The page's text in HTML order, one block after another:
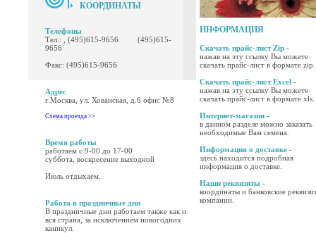
КООРДИНАТЫ
Телефоны
Тел.: , (495)615-9656 (495)615-
9656
Факс: (495)615-9656
Адрес
г.Москва, ул. Хованская, д.6 офис №8
Схема проезда >>
Время работы
работаем с 9-00 до 17-00
суббота, воскресение выходной
Июль отдыхаем.
Работа в праздничные дни
В праздничные дни работаем также как и
вся страна, за исключением новогодних
каникул.
ИНФОРМАЦИЯ
Скачать прайс-лист Zip -
нажав на эту ссылку Вы можете
скачать прайс-лист в формате zip.
Скачать прайс-лист Excel -
нажав на эту ссылку Вы можете
скачать прайс-лист в формате xls.
Интернет-магазин -
в данном разделе можно заказать
необходимые Вам семена.
Информация о доставке -
здесь находится подробная
информация о доставке.
Наши реквизиты -
координаты и банковские
компании.